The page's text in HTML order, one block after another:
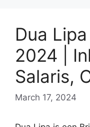
Dua
2024 |
Salaris,
March 17, 2024